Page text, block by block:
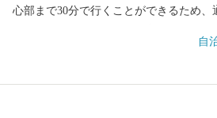
心部まで30分で行くことができるため、
ます。 一方で、市内には西山連峰をは
自